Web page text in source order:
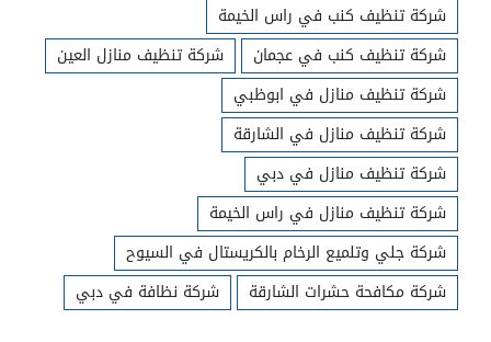
شركة تنظيف كنب في راس الخيمة
شركة تنظيف كنب في عجمان
شركة تنظيف منازل العين
شركة تنظيف منازل في ابوظبي
شركة تنظيف منازل في الشارقة
شركة تنظيف منازل في دبي
شركة تنظيف منازل في راس الخيمة
شركة جلي وتلميع الرخام بالكريستال في السيوح
شركة مكافحة حشرات الشارقة
شركة نظافة في دبي